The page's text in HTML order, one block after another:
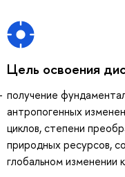
Цель освоения
получение
антропогенных
циклов, степени
природных ресурсов,
глобальном изменении